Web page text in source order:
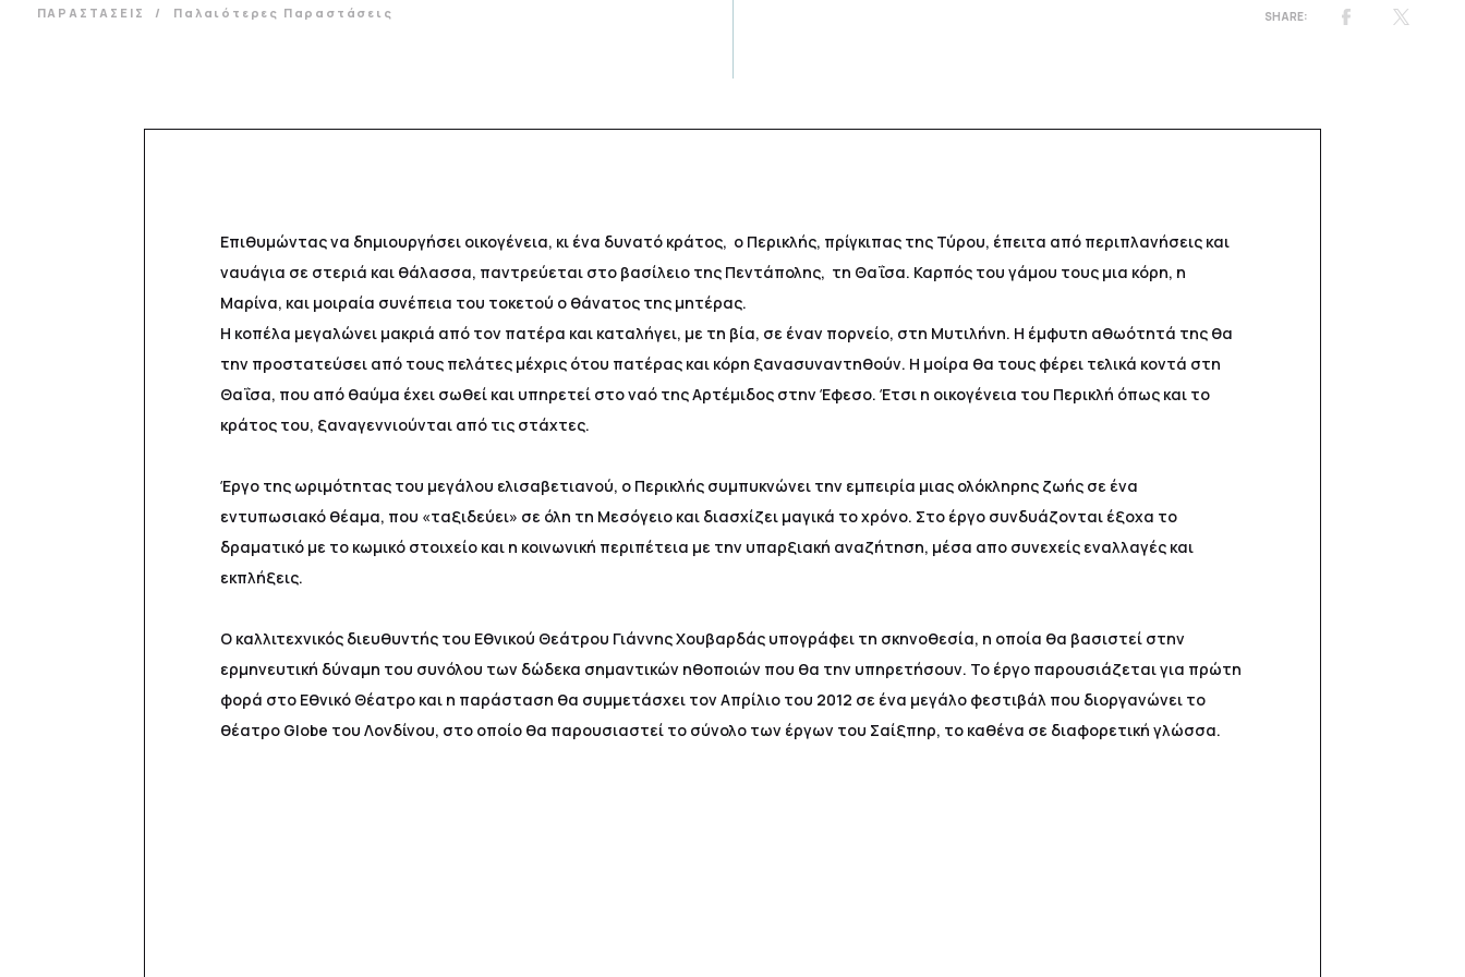
ΠΑΡΑΣΤΑΣΕΙΣ Παλαιότερες Παραστάσεις
Επιθυμώντας να δημιουργήσει οικογένεια, κι ένα δυνατό κράτος, ο Περικλής, πρίγκιπας της Τύρου, έπειτα από περιπλανήσεις και
ναυάγια σε στεριά και θάλασσα, παντρεύεται στο βασίλειο της Πεντάπολης, τη Θαΐσα. Καρπός του γάμου τους μια κόρη, η
Μαρίνα, και μοιραία συνέπεια του τοκετού ο θάνατος της μητέρας.
Η κοπέλα μεγαλώνει μακριά από τον πατέρα και καταλήγει, με τη βία, σε έναν πορνείο, στη Μυτιλήνη. Η έμφυτη αθωότητά της θα
την προστατεύσει από τους πελάτες μέχρις ότου πατέρας και κόρη ξανασυναντηθούν. Η μοίρα θα τους φέρει τελικά κοντά στη
Θαΐσα, που από θαύμα έχει σωθεί και υπηρετεί στο ναό της Αρτέμιδος στην Έφεσο. Έτσι η οικογένεια του Περικλή όπως και το
κράτος του, ξαναγεννιούνται από τις στάχτες.
Έργο της ωριμότητας του μεγάλου ελισαβετιανού, ο Περικλής συμπυκνώνει την εμπειρία μιας ολόκληρης ζωής σε ένα
εντυπωσιακό θέαμα, που «ταξιδεύει» σε όλη τη Μεσόγειο και διασχίζει μαγικά το χρόνο. Στο έργο συνδυάζονται έξοχα το
δραματικό με το κωμικό στοιχείο και η κοινωνική περιπέτεια με την υπαρξιακή αναζήτηση, μέσα απο συνεχείς εναλλαγές και
εκπλήξεις.
Ο καλλιτεχνικός διευθυντής του Εθνικού Θεάτρου Γιάννης Χουβαρδάς υπογράφει τη σκηνοθεσία, η οποία θα βασιστεί στην
ερμηνευτική δύναμη του συνόλου των δώδεκα σημαντικών ηθοποιών που θα την υπηρετήσουν. Το έργο παρουσιάζεται για πρώτη
φορά στο Εθνικό Θέατρο και η παράσταση θα συμμετάσχει τον Απρίλιο του 2012 σε ένα μεγάλο φεστιβάλ που διοργανώνει το
θέατρο Globe του Λονδίνου, στο οποίο θα παρουσιαστεί το σύνολο των έργων του Σαίξπηρ, το καθένα σε διαφορετική γλώσσα.